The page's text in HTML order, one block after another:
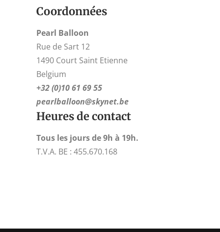
Coordonnées
Pearl Balloon
Rue de Sart 12
1490 Court Saint Etienne
Belgium
+32 (0)10 61 69 55
pearlballoon@skynet.be
Heures de contact
Tous les jours de 9h à 19h.
T.V.A. BE : 455.670.168